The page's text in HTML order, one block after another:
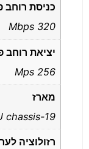
כניסת רוחב
320 Mbps
יציאת רוחב
256 Mps
מארז
19-inch rack-mounted 3U chassis
רזולוציה